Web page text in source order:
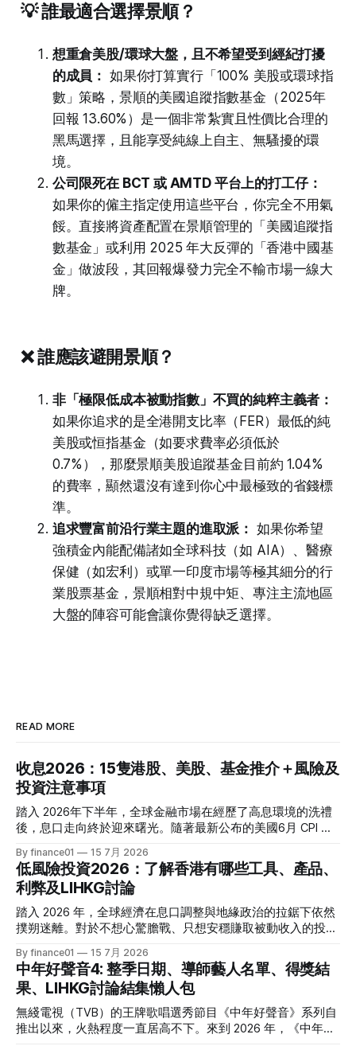
💡 誰最適合選擇景順？
想重倉美股/環球大盤，且不希望受到經紀打擾
的成員： 如果你打算實行「100% 美股或環球指
數」策略，景順的美國追蹤指數基金（2025年
回報 13.60%）是一個非常紮實且性價比合理的
黑馬選擇，且能享受純線上自主、無騷擾的環
境。
公司限死在 BCT 或 AMTD 平台上的打工仔：
如果你的僱主指定使用這些平台，你完全不用氣
餒。直接將資產配置在景順管理的「美國追蹤指
數基金」或利用 2025 年大反彈的「香港中國基
金」做波段，其回報爆發力完全不輸市場一線大
牌。
❌ 誰應該避開景順？
非「極限低成本被動指數」不買的純粹主義者：
如果你追求的是全港開支比率（FER）最低的純
美股或恒指基金（如要求費率必須低於
0.7%），那麼景順美股追蹤基金目前約 1.04%
的費率，顯然還沒有達到你心中最極致的省錢標
準。
追求豐富前沿行業主題的進取派： 如果你希望
強積金內能配備諸如全球科技（如 AIA）、醫療
保健（如宏利）或單一印度市場等極其細分的行
業股票基金，景順相對中規中矩、專注主流地區
大盤的陣容可能會讓你覺得缺乏選擇。
READ MORE
收息2026：15隻港股、美股、基金推介＋風險及
投資注意事項
踏入 2026年下半年，全球金融市場在經歷了高息環境的洗禮
後，息口走向終於迎來曙光。隨著最新公布的美國6月 CPI 同
息的預期再度升溫。 當定期存款利率逐漸從高位回落，如何
將資金轉投至能夠產生穩定現金流的收息資產，成為了今年投
資理財的核心課題。本文特別為您搜集 2026 年 7 月最新市場
數據，盤點港股、美股及基金三大領域共 15 隻熱門收息工
具，並深度拆解背後的潛在風險，助您在新一季度穩健收息！
格價與部署，以下先將這 15 隻橫跨港股、美股及基金的明星
收息產品進行系統性匯總： 範疇代號 / 名稱產品性質2026年
估算年化股息率 / 派息率派息頻率核心定位與優勢港股中國移
動 (00941)通訊藍籌6.5% - 6.6%半年配國企巨頭，現金流極
強，兼具防守與增長。港股中國海洋石油 (00883)能源藍籌
5.8% - 6.0%半年配受益於地緣政治與油價，
By finance01 15 7月 2026
低風險投資2026：了解香港有哪些工具、產品、
利弊及LIHKG討論
踏入 2026 年，全球經濟在息口調整與地緣政治的拉鋸下依然
撲朔迷離。對於不想心驚膽戰、只想安穩賺取被動收入的投資
場目前有相當多穩健的防守型工具。本文為大家盤點 2026 年
香港最新主流低風險投資產品，橫向比較其利弊，並揭秘連登
（LIHKG）「財經台」巴打們最真實、最不留情面的毒舌評
價！ 2026年香港熱門低風險投資工具一覽 在香港，低風險投
資主要圍繞「保本」與「高流動性」展開。以下是 2026 年最
By finance01 15 7月 2026
中年好聲音4: 整季日期、導師藝人名單、得獎結
果、LIHKG討論結集懶人包
無綫電視（TVB）的王牌歌唱選秀節目《中年好聲音》系列自
推出以來，火熱程度一直居高不下。來到 2026 年，《中年好